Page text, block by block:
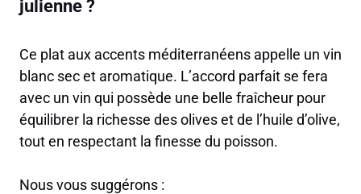
julienne ?
Ce plat aux accents méditerranéens appelle un vin
blanc sec et aromatique. L’accord parfait se fera
avec un vin qui possède une belle fraîcheur pour
équilibrer la richesse des olives et de l’huile d’olive,
tout en respectant la finesse du poisson.
Nous vous suggérons :